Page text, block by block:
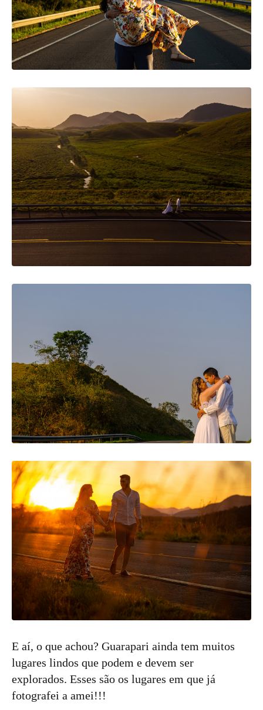
E aí, o que achou? Guarapari ainda tem muitos
lugares lindos que podem e devem ser
explorados. Esses são os lugares em que já
fotografei a amei!!!